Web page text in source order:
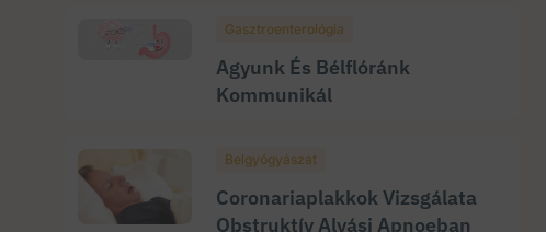
Gasztroenterológia
Agyunk És Bélflóránk
Kommunikál
Belgyógyászat
Coronariaplakkok Vizsgálata
Obstruktív Alvási Apnoeban